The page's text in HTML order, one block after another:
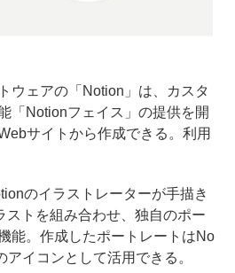
ウェアの「Notion」は、カスタ
「Notionフェイス」の提供を開
サイトから作成できる。利用
のイラストレーターが手描き
ストを組み合わせ、独自のポー
能。作成したポートレートはNo
イコンとして活用できる。